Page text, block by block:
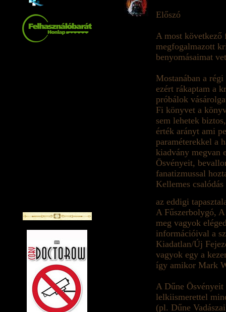
Előszó
A most következő
megfogalmazott
benyomásaimat
Mostanában a
ezért rákaptam a
próbálok
Fi könyvet a
sem lehetek
érték arányt ami
paraméterekkel a
kiadvány megvan
Ösvényeit,
fanatizmussal
Kellemes
az eddigi
A Fűszerbolygó,
meg vagyok
információival a
Kiadatlan/Új
vagyok egy a
így amikor Mark
A Dűne
lelkiismerettel
(pl. Dűne